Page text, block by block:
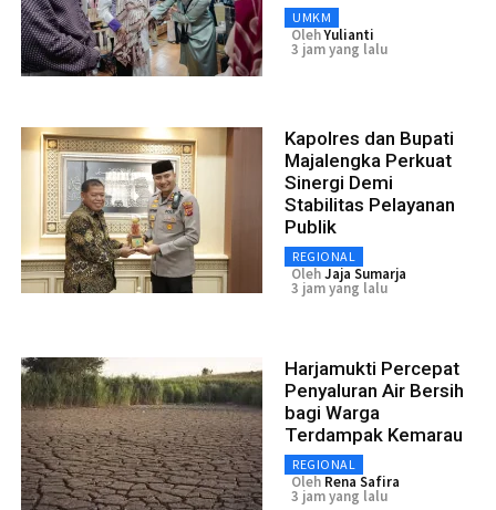
UMKM
OlehYulianti
3 jam yang lalu
Kapolres dan Bupati
Majalengka Perkuat
Sinergi Demi
Stabilitas Pelayanan
Publik
REGIONAL
OlehJaja Sumarja
3 jam yang lalu
Harjamukti Percepat
Penyaluran Air Bersih
bagi Warga
Terdampak Kemarau
REGIONAL
Oleh Rena Safira
3 jam yang lalu